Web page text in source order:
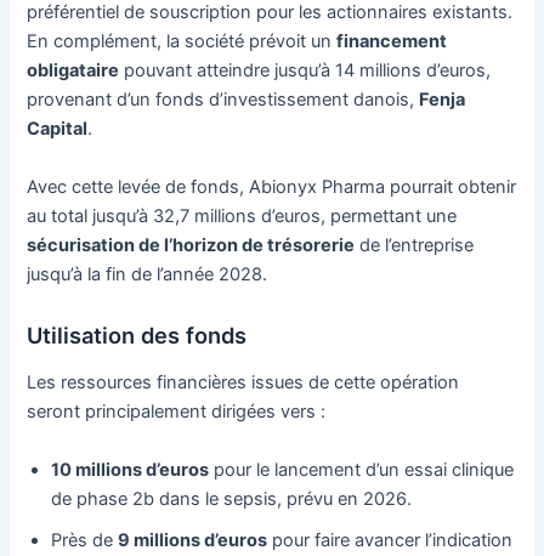
préférentiel de souscription pour les actionnaires existants.
En complément, la société prévoit unfinancement
obligataire pouvant atteindre jusqu’à 14 millions d’euros,
provenant d’un fonds d’investissement danois, Fenja
Capital.
Avec cette levée de fonds, Abionyx Pharma pourrait obtenir
au total jusqu’à 32,7 millions d’euros, permettant une
sécurisation de l’horizon de trésorerie de l’entreprise
jusqu’à la fin de l’année 2028.
Utilisation des fonds
Les ressources financières issues de cette opération
seront principalement dirigées vers :
10 millions d’euros pour le lancement d’un essai clinique
de phase 2b dans le sepsis, prévu en 2026.
Près de9 millions d’euros pour faire avancer l’indication